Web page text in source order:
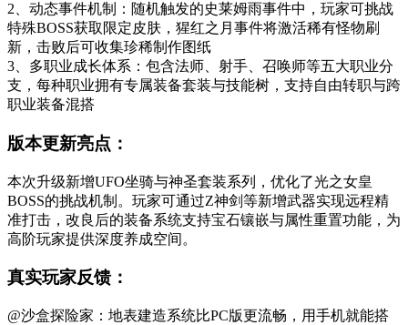
2、动态事件机制：随机触发的史莱姆雨事件中，玩家可挑战
特殊BOSS获取限定皮肤，猩红之月事件将激活稀有怪物刷
新，击败后可收集珍稀制作图纸
3、多职业成长体系：包含法师、射手、召唤师等五大职业分
支，每种职业拥有专属装备套装与技能树，支持自由转职与跨
职业装备混搭
版本更新亮点：
本次升级新增UFO坐骑与神圣套装系列，优化了光之女皇
BOSS的挑战机制。玩家可通过Z神剑等新增武器实现远程精
准打击，改良后的装备系统支持宝石镶嵌与属性重置功能，为
高阶玩家提供深度养成空间。
真实玩家反馈：
@沙盒探险家：地表建造系统比PC版更流畅，用手机就能搭